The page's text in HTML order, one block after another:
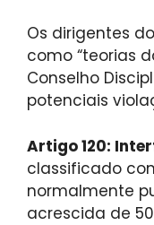
Os dirigentes
como “teorias
Conselho
potenciais
Artigo 120:
classificado
normalmente
acrescida de